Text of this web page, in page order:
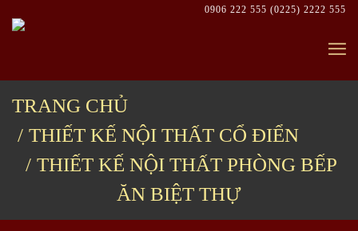
0906 222 555 (0225) 2222 555
TRANG CHỦ
THIẾT KẾ NỘI THẤT CỔ ĐIỂN
THIẾT KẾ NỘI THẤT PHÒNG BẾP
ĂN BIỆT THỰ